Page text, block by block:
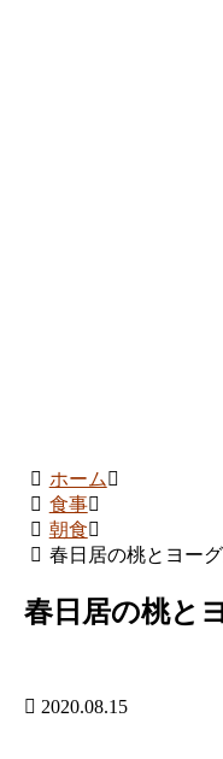
ホーム
食事
朝食
春日居の桃とヨーグ
春日居の桃と
2020.08.15